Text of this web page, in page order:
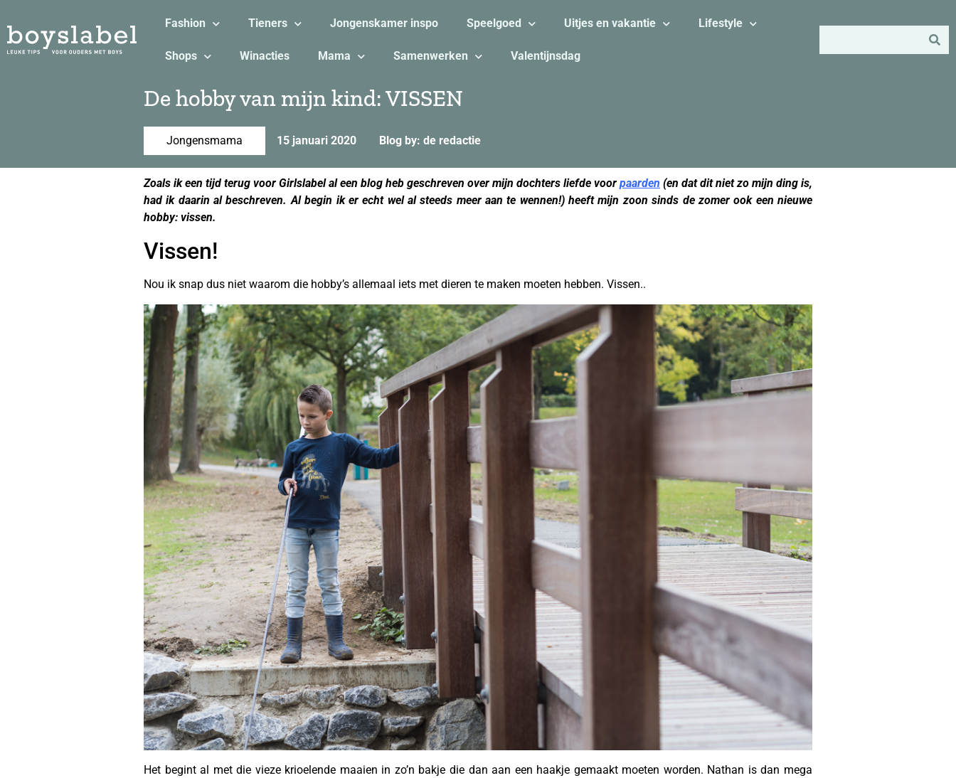
Fashion Tieners Jongenskamer inspo Speelgoed Uitjes en vakantie Lifestyle
Shops Winacties Mama Samenwerken Valentijnsdag
De hobby van mijn kind: VISSEN
Jongensmama 15 januari 2020 Blog by: de redactie
Zoals ik een tijd terug voor Girlslabel al een blog heb geschreven over mijn dochters liefde voor paarden (en dat dit niet zo mijn ding is,
had ik daarin al beschreven. Al begin ik er echt wel al steeds meer aan te wennen!) heeft mijn zoon sinds de zomer ook een nieuwe
hobby: vissen.
Vissen!
Nou ik snap dus niet waarom die hobby’s allemaal iets met dieren te maken moeten hebben. Vissen..
Het begint al met die vieze krioelende maaien in zo’n bakje die dan aan een haakje gemaakt moeten worden. Nathan is dan mega